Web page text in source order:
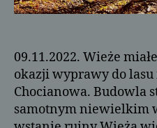
09.11.2022. Wieże
okazji wyprawy do
Chocianowa. Budowla
samotnym niewielkim